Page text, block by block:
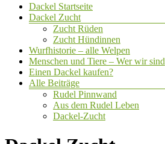
Dackel Startseite
Dackel Zucht
Zucht Rüden
Zucht Hündinnen
Wurfhistorie – alle Welpen
Menschen und Tiere – Wer wir sind
Einen Dackel kaufen?
Alle Beiträge
Rudel Pinnwand
Aus dem Rudel Leben
Dackel-Zucht